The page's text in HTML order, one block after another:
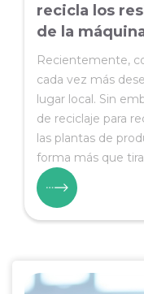
recicla los
de la
Recientemente,
cada vez más
lugar local. Sin
de reciclaje para
las plantas de
forma más que